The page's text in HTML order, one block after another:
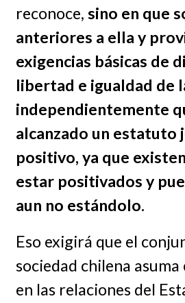
reconoce, sino en que
anteriores a ella y
exigencias básicas de
libertad e igualdad de
independientemente
alcanzado un estatuto
positivo, ya que
estar positivados y
aun no estándolo.
Eso exigirá que el
sociedad chilena
en las relaciones del